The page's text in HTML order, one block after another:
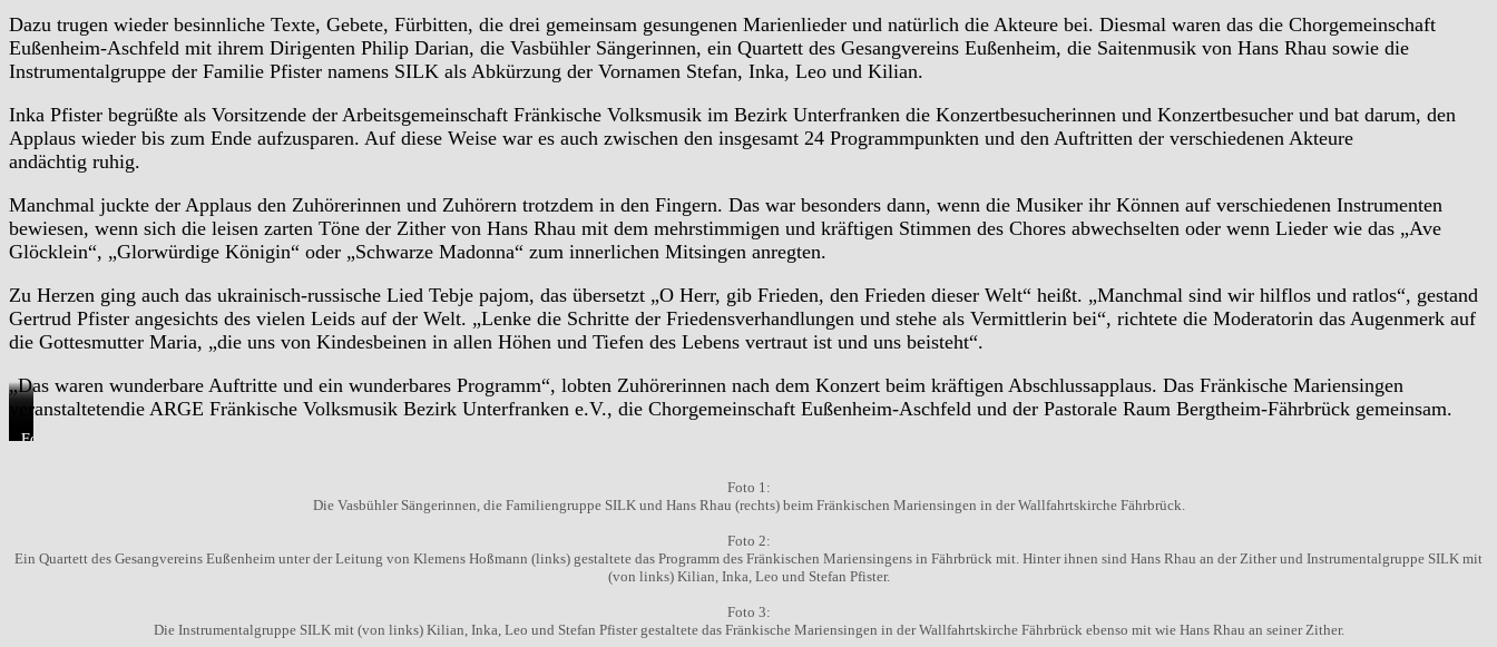
Dazu trugen wieder besinnliche Texte, Gebete, Fürbitten, die drei gemeinsam gesungenen Marienlieder und natürlich die Akteure bei. Diesmal waren das die Chorgemeinschaft
Eußenheim-Aschfeld mit ihrem Dirigenten Philip Darian, die Vasbühler Sängerinnen, ein Quartett des Gesangvereins Eußenheim, die Saitenmusik von Hans Rhau sowie die
Instrumentalgruppe der Familie Pfister namens SILK als Abkürzung der Vornamen Stefan, Inka, Leo und Kilian.
Inka Pfister begrüßte als Vorsitzende der Arbeitsgemeinschaft Fränkische Volksmusik im Bezirk Unterfranken die Konzertbesucherinnen und Konzertbesucher und bat darum, den
Applaus wieder bis zum Ende aufzusparen. Auf diese Weise war es auch zwischen den insgesamt 24 Programmpunkten und den Auftritten der verschiedenen Akteure
andächtig ruhig.
Manchmal juckte der Applaus den Zuhörerinnen und Zuhörern trotzdem in den Fingern. Das war besonders dann, wenn die Musiker ihr Können auf verschiedenen Instrumenten
bewiesen, wenn sich die leisen zarten Töne der Zither von Hans Rhau mit dem mehrstimmigen und kräftigen Stimmen des Chores abwechselten oder wenn Lieder wie das „Ave
Glöcklein“, „Glorwürdige Königin“ oder „Schwarze Madonna“ zum innerlichen Mitsingen anregten.
Zu Herzen ging auch das ukrainisch-russische Lied Tebje pajom, das übersetzt „O Herr, gib Frieden, den Frieden dieser Welt“ heißt. „Manchmal sind wir hilflos und ratlos“, gestand
Gertrud Pfister angesichts des vielen Leids auf der Welt. „Lenke die Schritte der Friedensverhandlungen und stehe als Vermittlerin bei“, richtete die Moderatorin das Augenmerk auf
die Gottesmutter Maria, „die uns von Kindesbeinen in allen Höhen und Tiefen des Lebens vertraut ist und uns beisteht“.
„Das waren wunderbare Auftritte und ein wunderbares Programm“, lobten Zuhörerinnen nach dem Konzert beim kräftigen Abschlussapplaus. Das Fränkische Mariensingen
veranstaltetendie ARGE Fränkische Volksmusik Bezirk Unterfranken e.V., die Chorgemeinschaft Eußenheim-Aschfeld und der Pastorale Raum Bergtheim-Fährbrück gemeinsam.
Foto
Foto
Foto
Foto
Foto
Foto
Foto 1:
Die Vasbühler Sängerinnen, die Familiengruppe SILK und Hans Rhau (rechts) beim Fränkischen Mariensingen in der Wallfahrtskirche Fährbrück.
Foto 2:
Ein Quartett des Gesangvereins Eußenheim unter der Leitung von Klemens Hoßmann (links) gestaltete das Programm des Fränkischen Mariensingens in Fährbrück mit. Hinter ihnen sind Hans Rhau an der Zither und Instrumentalgruppe SILK mit
(von links) Kilian, Inka, Leo und Stefan Pfister.
Foto 3:
Die Instrumentalgruppe SILK mit (von links) Kilian, Inka, Leo und Stefan Pfister gestaltete das Fränkische Mariensingen in der Wallfahrtskirche Fährbrück ebenso mit wie Hans Rhau an seiner Zither.